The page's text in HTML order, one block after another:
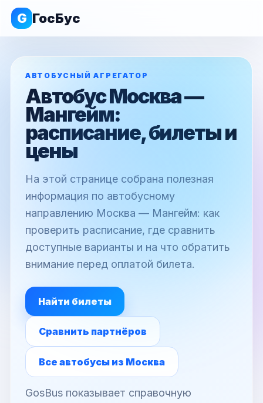
G ГосБус
АВТОБУСНЫЙ АГРЕГАТОР
Автобус Москва —
Мангейм:
расписание, билеты и
цены
На этой странице собрана полезная
информация по автобусному
направлению Москва — Мангейм: как
проверить расписание, где сравнить
доступные варианты и на что обратить
внимание перед оплатой билета.
Найти билеты
Сравнить партнёров
Все автобусы из Москва
GosBus показывает справочную